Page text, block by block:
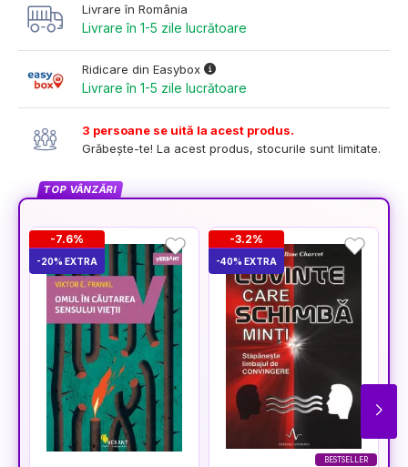
Livrare în România
Livrare în 1-5 zile lucrătoare
Ridicare din Easybox
Livrare în 1-5 zile lucrătoare
3 persoane se uită la acest produs.
Grăbește-te! La acest produs, stocurile sunt limitate.
TOP VÂNZĂRI
-7.6%
-20% EXTRA
BESTSELLER
-3.2%
-40% EXTRA